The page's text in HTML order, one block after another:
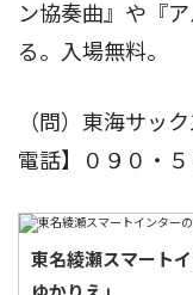
ン協奏曲』や『
る。入場無料。
（問）東海サッ
電話】０９０・
東名綾瀬スマート